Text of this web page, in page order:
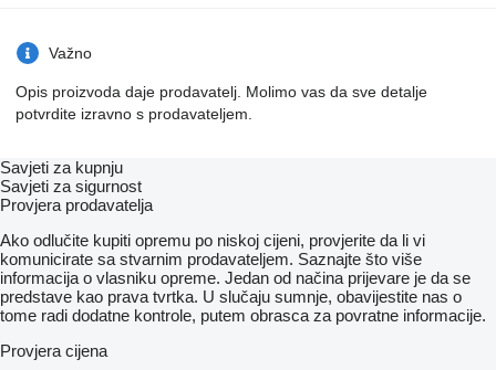
Važno
Opis proizvoda daje prodavatelj. Molimo vas da sve detalje
potvrdite izravno s prodavateljem.
Savjeti za kupnju
Savjeti za sigurnost
Provjera prodavatelja
Ako odlučite kupiti opremu po niskoj cijeni, provjerite da li vi
komunicirate sa stvarnim prodavateljem. Saznajte što više
informacija o vlasniku opreme. Jedan od načina prijevare je da se
predstave kao prava tvrtka. U slučaju sumnje, obavijestite nas o
tome radi dodatne kontrole, putem obrasca za povratne informacije.
Provjera cijena